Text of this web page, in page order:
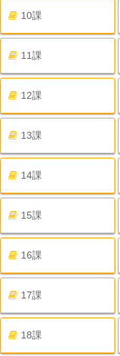
10課
11課
12課
13課
14課
15課
16課
17課
18課